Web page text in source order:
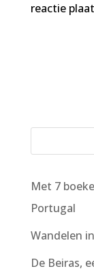
reactie
Met 7
Portugal
Wandelen
De Beiras,